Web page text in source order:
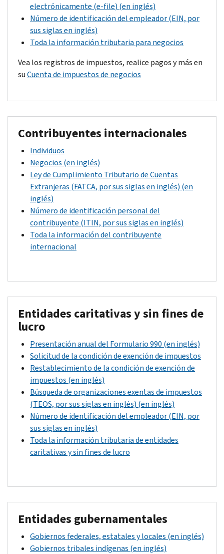
electrónicamente (e-file) (en inglés)
Número de identificación del empleador (EIN, por
sus siglas en inglés)
Toda la información tributaria para negocios
Vea los registros de impuestos, realice pagos y más en
suCuenta de impuestos de negocios
Contribuyentes internacionales
Individuos
Negocios (en inglés)
Ley de Cumplimiento Tributario de Cuentas
Extranjeras (FATCA, por sus siglas en inglés) (en
inglés)
Número de identificación personal del
contribuyente (ITIN, por sus siglas en inglés)
Toda la información del contribuyente
internacional
Entidades caritativas y sin fines de
lucro
Presentación anual del Formulario 990 (en inglés)
Solicitud de la condición de exención de impuestos
Restablecimiento de la condición de exención de
impuestos (en inglés)
Búsqueda de organizaciones exentas de impuestos
(TEOS, por sus siglas en inglés) (en inglés)
Número de identificación del empleador (EIN, por
sus siglas en inglés)
Toda la información tributaria de entidades
caritativas y sin fines de lucro
Entidades gubernamentales
Gobiernos federales, estatales y locales (en inglés)
Gobiernos tribales indígenas (en inglés)